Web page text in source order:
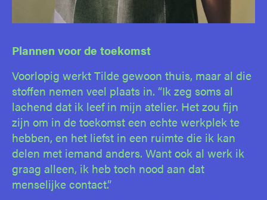
Plannen voor de toekomst
Voorlopig werkt Tilde gewoon thuis, maar al die
stoffen nemen veel plaats in. “Ik zeg soms al
lachend dat ik leef in mijn atelier. Het zou fijn
zijn om in de toekomst een echte werkplek te
hebben, en het liefst in een ruimte die ik kan
delen met iemand anders. Want ook al werk ik
graag alleen, ik heb toch nood aan dat
menselijke contact.”